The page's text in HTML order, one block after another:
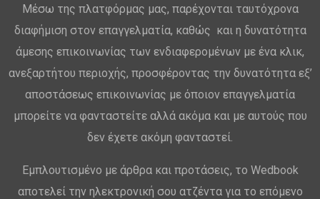
Μέσω της πλατφόρμας μας, παρέχονται ταυτόχρονα
διαφήμιση στον επαγγελματία, καθώς και η δυνατότητα
άμεσης επικοινωνίας των ενδιαφερομένων με ένα κλικ,
ανεξαρτήτου περιοχής, προσφέροντας την δυνατότητα εξ’
αποστάσεως επικοινωνίας με όποιον επαγγελματία
μπορείτε να φανταστείτε αλλά ακόμα και με αυτούς που
δεν έχετε ακόμη φανταστεί.
Εμπλουτισμένο με άρθρα και προτάσεις, το Wedbook
αποτελεί την ηλεκτρονική σου ατζέντα για το επόμενο